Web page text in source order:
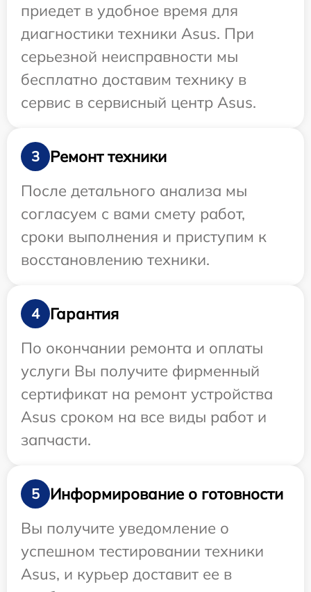
приедет в удобное время для
диагностики техники Asus. При
серьезной неисправности мы
бесплатно доставим технику в
сервис в сервисный центр Asus.
3
Ремонт техники
После детального анализа мы
согласуем с вами смету работ,
сроки выполнения и приступим к
восстановлению техники.
4
Гарантия
По окончании ремонта и оплаты
услуги Вы получите фирменный
сертификат на ремонт устройства
Asus сроком на все виды работ и
запчасти.
5
Информирование о готовности
Вы получите уведомление о
успешном тестировании техники
Asus, и курьер доставит ее в